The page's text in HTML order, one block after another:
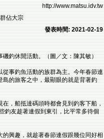
http://www.matsu.idv.tw
佔大宗
發表時間: 2021-02-19
釣休閒活動。（圖／文：陳其敏）
事釣魚活動的族群為主。今年春節連
的旅客之中，最顯眼的就是背著釣
，船抵達碼頭時都會見到釣客下船，
釣友趁著連假到東引，比平常多待個
興趣，就趁著春節連假跟幾位同好相